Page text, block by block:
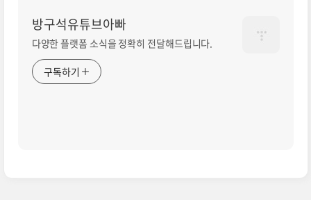
방구석유튜브아빠
다양한 플랫폼 소식을 정확히 전달해드립니다.
구독하기